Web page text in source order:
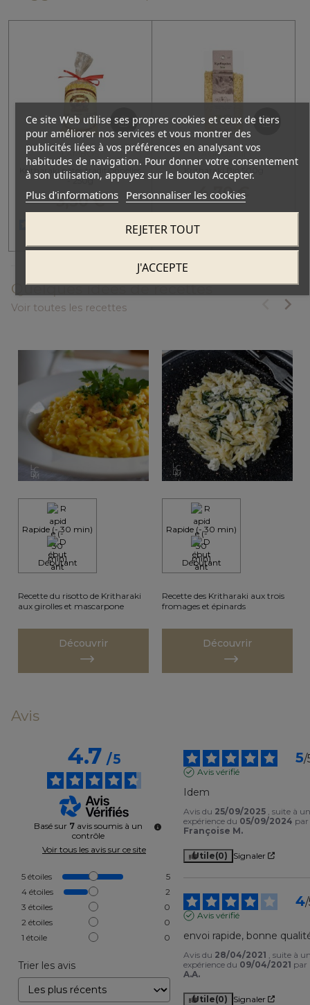
LAMBOS
Kritharaki pâtes traditionnelles
- 250g
3,50 €
-
AGROZIMI
Kritharaki Bio 500g
4,70 €
Quelques idées de recettes
Voir toutes les recettes keyboard_arrow_right
Rapide (- 30 min)
Débutant
Recette du risotto de Kritharaki
aux girolles et mascarpone
Découvrir
Rapide (- 30 min)
Débutant
Recette des Kritharaki aux trois
fromages et épinards
Découvrir
Avis
4.7/5
Basé sur 7 avis soumis à un
contrôle
Voir tous les avis sur ce site
5 étoiles
5
4 étoiles
2
3 étoiles
0
2 étoiles
0
1 étoile 0
Trier les avis
5/
Avis vérifié
Idem
Avis du 25/09/2025 , suite à
expérience du 05/09/2024 par
Françoise M.
Utile(0) Signaler
4/
Avis vérifié
envoi rapide, bonne
Avis du 28/04/2021
, suite à
expérience du 09/04/2021 par
A.A.
Utile(0) Signaler
Ce site Web utilise ses propres cookies et ceux de tiers
pour améliorer nos services et vous montrer des
publicités liées à vos préférences en analysant vos
habitudes de navigation. Pour donner votre consentement
à son utilisation, appuyez sur le bouton Accepter.
Plus d'informations Personnaliser les cookies
REJETER TOUT
J'ACCEPTE